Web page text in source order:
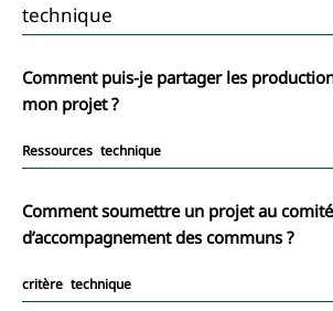
technique
Comment puis-je partager les
mon projet ?
Ressources technique
Comment soumettre un projet au comité
d’accompagnement des communs ?
critère technique